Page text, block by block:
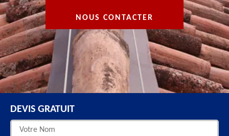
NOUS CONTACTER
DEVIS GRATUIT